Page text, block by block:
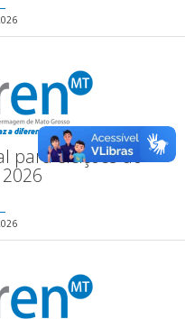
para eleições do